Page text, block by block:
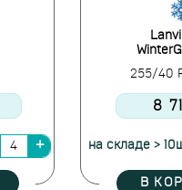
255/40
8
на складе >
В